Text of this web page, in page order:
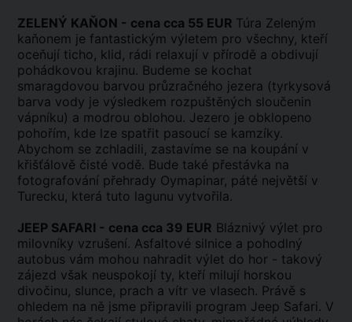
ZELENÝ KAŇON - cena cca 55 EUR Túra Zeleným
kaňonem je fantastickým výletem pro všechny, kteří
oceňují ticho, klid, rádi relaxují v přírodě a obdivují
pohádkovou krajinu. Budeme se kochat
smaragdovou barvou průzračného jezera (tyrkysová
barva vody je výsledkem rozpuštěných sloučenin
vápníku) a modrou oblohou. Jezero je obklopeno
pohořím, kde lze spatřit pasoucí se kamzíky.
Abychom se zchladili, zastavíme se na koupání v
křišťálově čisté vodě. Bude také přestávka na
fotografování přehrady Oymapinar, páté největší v
Turecku, která tuto lagunu vytvořila.
JEEP SAFARI - cena cca 39 EUR Bláznivý výlet pro
milovníky vzrušení. Asfaltové silnice a pohodlný
autobus vám mohou nahradit výlet do hor - takový
zájezd však neuspokojí ty, kteří milují horskou
divočinu, slunce, prach a vítr ve vlasech. Právě s
ohledem na ně jsme připravili program Jeep Safari. V